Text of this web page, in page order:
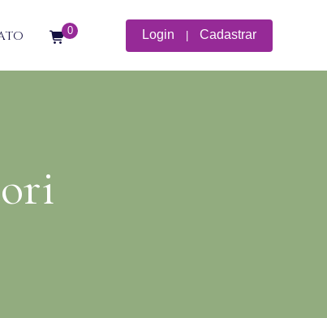
0 Login Cadastrar